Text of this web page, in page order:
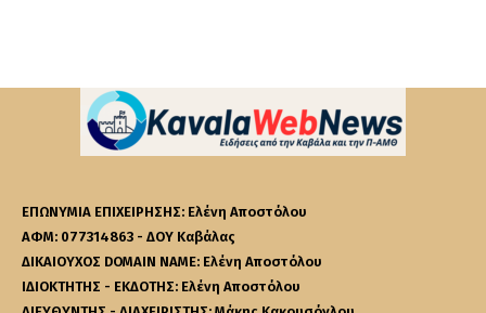
ΕΠΩΝΥΜΙΑ ΕΠΙΧΕΙΡΗΣΗΣ: Ελένη Αποστόλου
ΑΦΜ: 077314863 - ΔΟΥ Καβάλας
ΔΙΚΑΙΟΥΧΟΣ DOMAIN NAME: Ελένη Αποστόλου
ΙΔΙΟΚΤΗΤΗΣ - ΕΚΔΟΤΗΣ: Ελένη Αποστόλου